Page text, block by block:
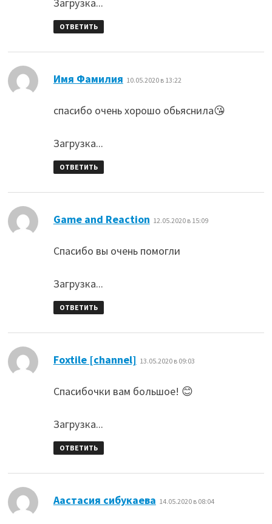
ОТВЕТИТЬ
Имя Фамилия 10.05.2020 в 13:22
спасибо очень хорошо обьяснила😘
Загрузка...
ОТВЕТИТЬ
Game and Reaction 12.05.2020 в 15:09
Спасибо вы очень помогли
Загрузка...
ОТВЕТИТЬ
Foxtile [channel] 13.05.2020 в 09:03
Спасибочки вам большое! 😊
Загрузка...
ОТВЕТИТЬ
Аастасия сибукаева 14.05.2020 в 08:04